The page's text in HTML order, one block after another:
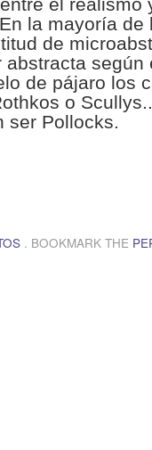
la mayoría
de
abstracta según
de pájaro los
o
ser Pollocks.
. BOOKMARK THE